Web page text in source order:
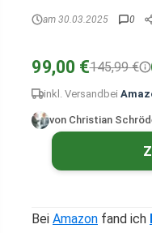
am 30.03.2025 0
99,00 €145,99 €
inkl. Versand bei
von Christian
Bei Amazon fand ich